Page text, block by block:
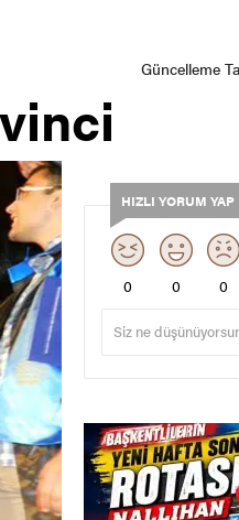
Güncelleme
HIZLI YORUM YAP
0 0 0